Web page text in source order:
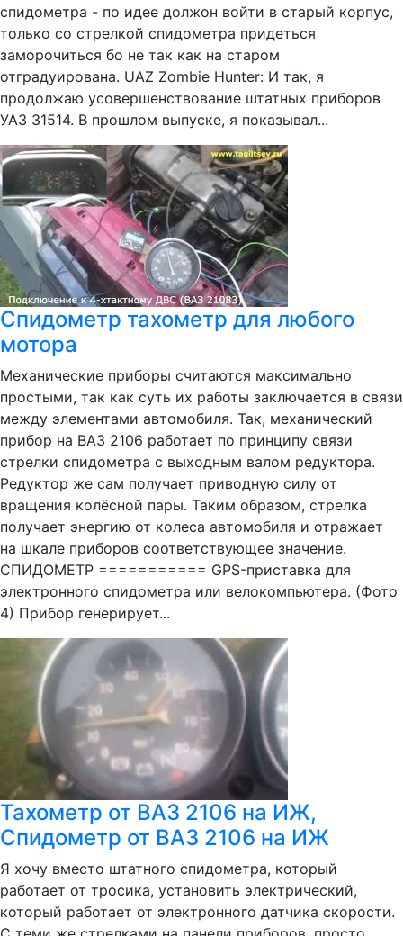
спидометра - по идее должон войти в старый корпус,
только со стрелкой спидометра придеться
заморочиться бо не так как на старом
отградуирована. UAZ Zombie Hunter: И так, я
продолжаю усовершенствование штатных приборов
УАЗ 31514. В прошлом выпуске, я показывал...
Спидометр тахометр для любого
мотора
Механические приборы считаются максимально
простыми, так как суть их работы заключается в связи
между элементами автомобиля. Так, механический
прибор на ВАЗ 2106 работает по принципу связи
стрелки спидометра с выходным валом редуктора.
Редуктор же сам получает приводную силу от
вращения колёсной пары. Таким образом, стрелка
получает энергию от колеса автомобиля и отражает
на шкале приборов соответствующее значение.
СПИДОМЕТР =========== GPS-приставка для
электронного спидометра или велокомпьютера. (Фото
4) Прибор генерирует...
Тахометр от ВАЗ 2106 на ИЖ,
Спидометр от ВАЗ 2106 на ИЖ
Я хочу вместо штатного спидометра, который
работает от тросика, установить электрический,
который работает от электронного датчика скорости.